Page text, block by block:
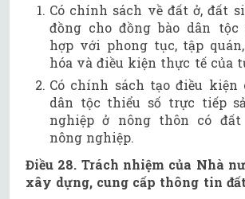
Có chính sách về đất ở, đất
đồng cho đồng bào dân
hợp với phong tục, tập
hóa và điều kiện thực tế của
Có chính sách tạo điều kiện
dân tộc thiểu số trực tiếp
nghiệp ở nông thôn có
nông nghiệp.
Điều 28. Trách nhiệm của Nhà
xây dựng, cung cấp thông tin